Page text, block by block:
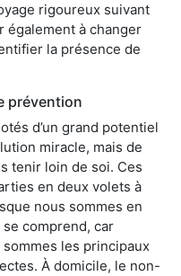
rigoureux suivant
également à changer
la présence de
prévention
d’un grand potentiel
miracle, mais de
tenir loin de soi. Ces
en deux volets à
nous sommes en
comprend, car
les principaux
À domicile, le non-